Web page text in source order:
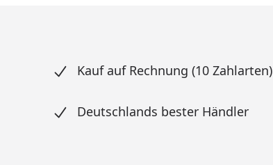
Kauf auf Rechnung (10 Zahlarten)
Deutschlands bester Händler